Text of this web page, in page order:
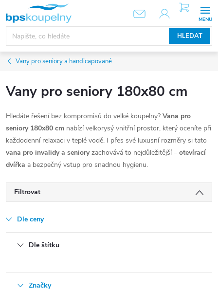
obsah
HLEDAT
NÁKUPNÍ
KOŠÍK
Vany pro seniory a handicapované
Vany pro seniory 180x80 cm
Hledáte řešení bez kompromisů do velké koupelny? Vana pro
seniory 180x80 cm nabízí velkorysý vnitřní prostor, který oceníte při
každodenní relaxaci v teplé vodě. I přes své luxusní rozměry si tato
vana pro invalidy a senioryzachovává to nejdůležitější – otevírací
dvířka a bezpečný vstup pro snadnou hygienu.
Filtrovat
Dle ceny
Dle štítku
Značky